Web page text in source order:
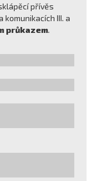
přívěs
komunikacích III. a
průkazem.